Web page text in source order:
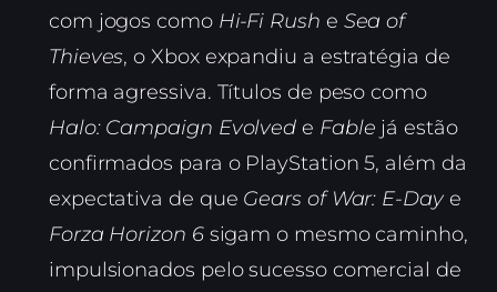
com jogos como Hi-Fi Rush e Sea of
Thieves, o Xbox expandiu a estratégia de
forma agressiva. Títulos de peso como
Halo: Campaign Evolved e Fable já estão
confirmados para o PlayStation 5, além da
expectativa de que Gears of War: E-Daye
Forza Horizon 6sigam o mesmo caminho,
impulsionados pelo sucesso comercial de